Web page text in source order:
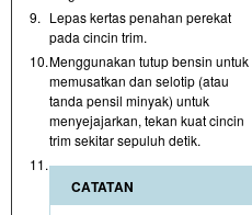
9. Lepas kertas penahan perekat
pada cincin trim.
10.Menggunakan tutup bensin untuk
memusatkan dan selotip (atau
tanda pensil minyak) untuk
menyejajarkan, tekan kuat cincin
trim sekitar sepuluh detik.
11.
CATATAN